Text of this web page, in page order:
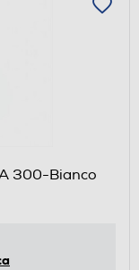
300-Bianco